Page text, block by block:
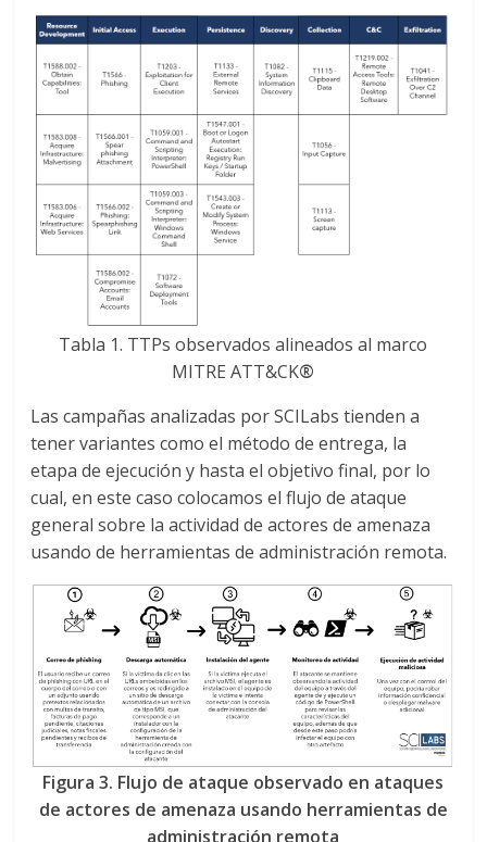
Tabla 1. TTPs observados alineados al marco
MITRE ATT&CK®
Las campañas analizadas por SCILabs tienden a
tener variantes como el método de entrega, la
etapa de ejecución y hasta el objetivo final, por lo
cual, en este caso colocamos el flujo de ataque
general sobre la actividad de actores de amenaza
usando de herramientas de administración remota.
Figura 3. Flujo de ataque observado en ataques
de actores de amenaza usando herramientas de
administración remota